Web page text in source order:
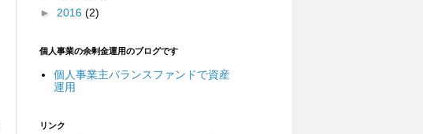
► 2016 (2)
個人事業の余剰金運用のブログです
個人事業主バランスファンドで資産
運用
リンク